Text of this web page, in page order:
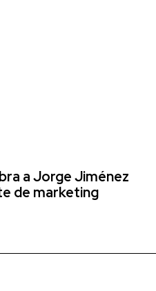
a Jorge Jiménez
de marketing